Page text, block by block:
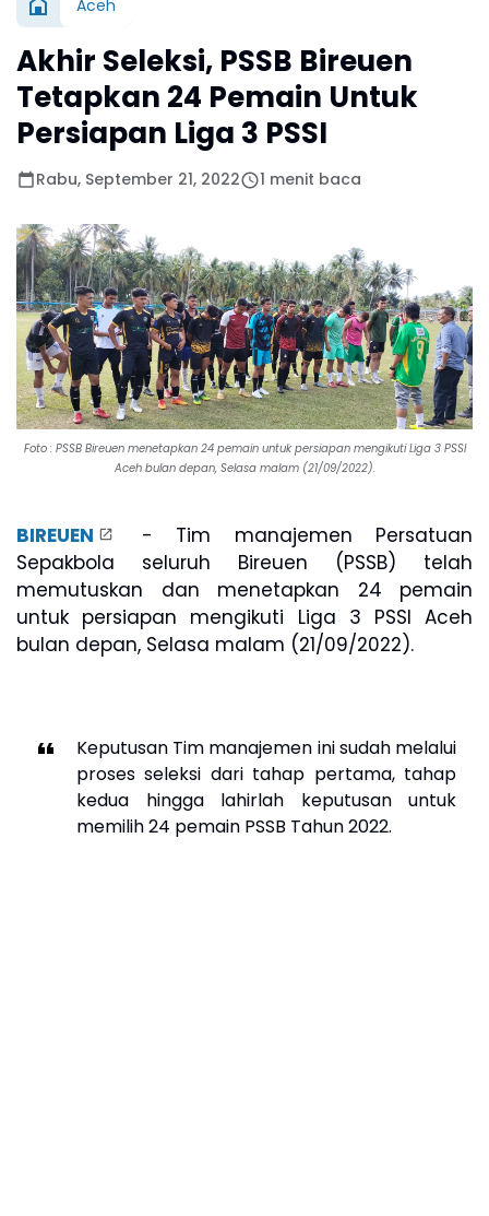
Aceh
Akhir Seleksi, PSSB Bireuen
Tetapkan 24 Pemain Untuk
Persiapan Liga 3 PSSI
Rabu, September 21, 2022 1 menit baca
Foto : PSSB Bireuen menetapkan 24 pemain untuk persiapan mengikuti Liga 3 PSSI
Aceh bulan depan, Selasa malam (21/09/2022).
BIREUEN
- Tim manajemen Persatuan
Sepakbola seluruh Bireuen (PSSB) telah
memutuskan dan menetapkan 24 pemain
untuk persiapan mengikuti Liga 3 PSSI Aceh
bulan depan, Selasa malam (21/09/2022).
Keputusan Tim manajemen ini sudah melalui
proses seleksi dari tahap pertama, tahap
kedua hingga lahirlah keputusan untuk
memilih 24 pemain PSSB Tahun 2022.